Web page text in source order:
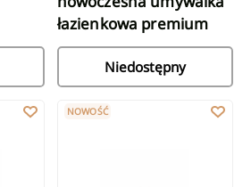
łazienkowa premium
Niedostępny
ukrytym odpływem, owalna Elara, biały
Umywalka nablatowa z
NOWOŚĆ